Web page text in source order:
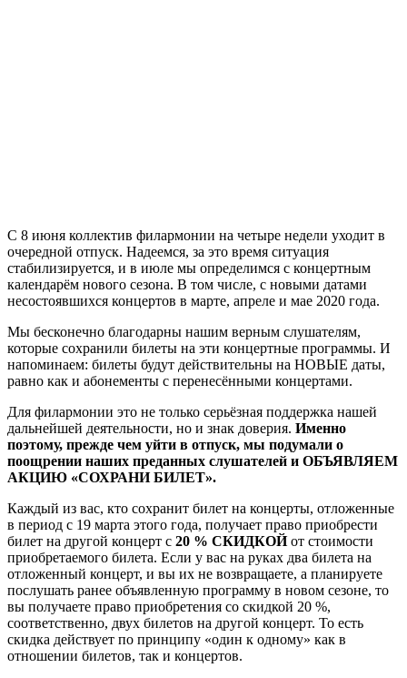
С 8 июня коллектив филармонии на четыре недели уходит в
очередной отпуск. Надеемся, за это время ситуация
стабилизируется, и в июле мы определимся с концертным
календарём нового сезона. В том числе, с новыми датами
несостоявшихся концертов в марте, апреле и мае 2020 года.
Мы бесконечно благодарны нашим верным слушателям,
которые сохранили билеты на эти концертные программы. И
напоминаем: билеты будут действительны на НОВЫЕ даты,
равно как и абонементы с перенесёнными концертами.
Для филармонии это не только серьёзная поддержка нашей
дальнейшей деятельности, но и знак доверия. Именно
поэтому, прежде чем уйти в отпуск, мы подумали о
поощрении наших преданных слушателей и ОБЪЯВЛЯЕМ
АКЦИЮ «СОХРАНИ БИЛЕТ».
Каждый из вас, кто сохранит билет на концерты, отложенные
в период с 19 марта этого года, получает право приобрести
билет на другой концерт с 20 % СКИДКОЙот стоимости
приобретаемого билета. Если у вас на руках два билета на
отложенный концерт, и вы их не возвращаете, а планируете
послушать ранее объявленную программу в новом сезоне, то
вы получаете право приобретения со скидкой 20 %,
соответственно, двух билетов на другой концерт. То есть
скидка действует по принципу «один к одному» как в
отношении билетов, так и концертов.